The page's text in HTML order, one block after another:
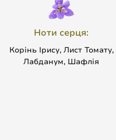
Ноти серця:
Корінь Ірису, Лист Томату,
Лабданум, Шафлія